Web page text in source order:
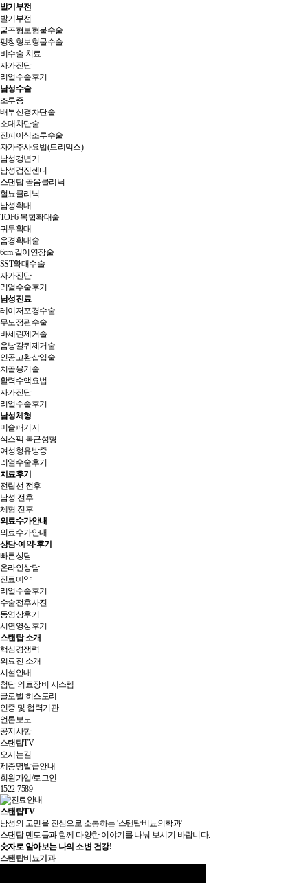
발기부전
발기부전
굴곡형보형물수술
팽창형보형물수술
비수술 치료
자가진단
리얼수술후기
남성수술
조루증
배부신경차단술
소대차단술
진피이식조루수술
자가주사요법(트리믹스)
남성갱년기
남성검진센터
스탠탑 곧음클리닉
혈뇨클리닉
남성확대
TOP6 복합확대술
귀두확대
음경확대술
6cm 길이연장술
SST확대수술
자가진단
리얼수술후기
남성진료
레이저포경수술
무도정관수술
바세린제거술
음낭갈퀴제거술
인공고환삽입술
치골융기술
활력수액요법
자가진단
리얼수술후기
남성체형
머슬패키지
식스팩 복근성형
여성형유방증
리얼수술후기
치료후기
전립선 전후
남성 전후
체형 전후
의료수가안내
의료수가안내
상담·예약·후기
빠른상담
온라인상담
진료예약
리얼수술후기
수술전후사진
동영상후기
시연영상후기
스탠탑 소개
핵심경쟁력
의료진 소개
시설안내
첨단 의료장비 시스템
글로벌 히스토리
인증 및 협력기관
언론보도
공지사항
스탠탑TV
오시는길
제증명발급안내
회원가입/로그인
1522-7589
스탠탑TV
남성의 고민을 진심으로 소통하는 '스탠탑비뇨의학과'
스탠탑 멘토들과 함께 다양한 이야기를 나눠 보시기 바랍니다.
숫자로 알아보는 나의 소변 건강!
스탠탑비뇨기과